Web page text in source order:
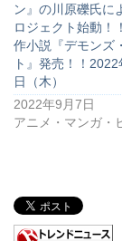
ン』の川原礫氏に
ロジェクト始動！
作小説『デモンズ
ト』発売！！
日（木）
2022年9月7日
アニメ・マンガ・